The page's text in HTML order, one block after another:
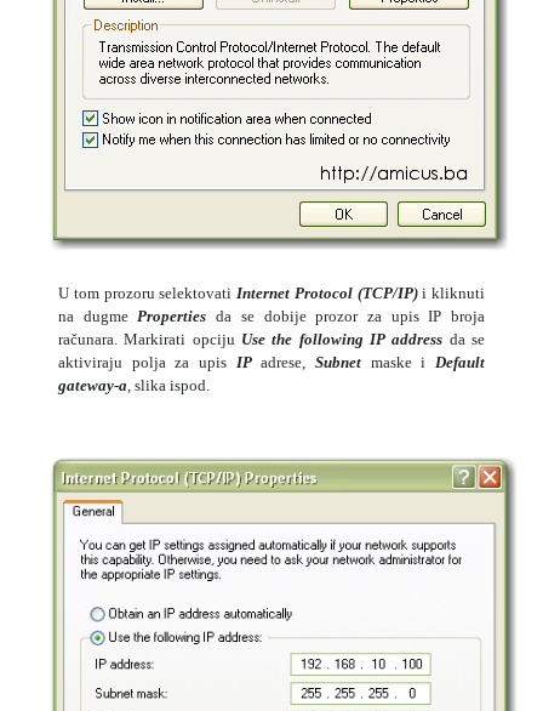
U tom prozoru selektovati Internet Protocol (TCP/IP)i kliknuti
na dugme Propertiesda se dobije prozor za upis IP broja
računara. Markirati opciju Use the following IP address da se
aktiviraju polja za upis IPadrese,Subnet maske i Default
gateway-a , slika ispod.